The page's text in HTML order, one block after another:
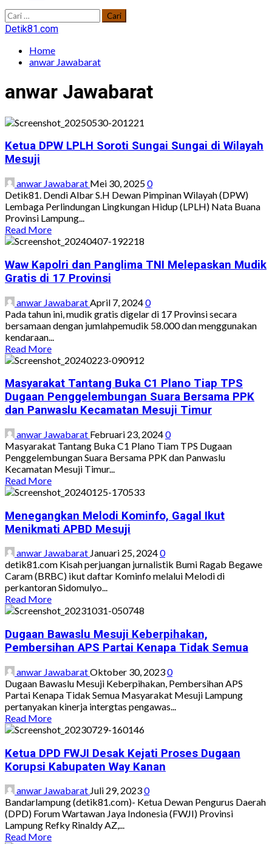
Cari
untuk:
Detik81.com
Home
anwar Jawabarat
anwar Jawabarat
Ketua DPW LPLH Soroti Sungai Sungai di Wilayah
Mesuji
anwar Jawabarat Mei 30, 20250
Detik81. Dendi Albar S.H Dewan Pimpinan Wilayah (DPW)
Lembaga Perlindungan Lingkungan Hidup (LPLH) Nata Buana
Provinsi Lampung...
Read MoreRead
more
Ketua
DPW
LPLH
Soroti
Sungai
Sungai
di
Wilayah
Mesuji
Waw Kapolri dan Panglima TNI Melepaskan Mudik
Gratis di 17 Provinsi
anwar Jawabarat April 7, 20240
Pada tahun ini, mudik gratis digelar di 17 Provinsi secara
bersamaan dengan jumlahpemudik 58.000 dan menggunakan
kendaraan...
Read MoreRead
more
Waw
Kapolri
dan
Panglima
Melepaskan
Mudik
Gratis
di
17
Provinsi
Masyarakat Tantang Buka C1 Plano Tiap TPS
Dugaan Penggelembungan Suara Bersama PPK
dan Panwaslu Kecamatan Mesuji Timur
anwar Jawabarat Februari 23, 20240
Masyarakat Tantang Buka C1 Plano Tiam TPS Dugaan
Penggelembungan Suara Bersama PPK dan Panwaslu
Kecamatan Mesuji Timur...
Read MoreRead
more
Masyarakat
Tantang
Buka
C1
Plano
Tiap
TPS
Dugaan
Penggelembungan
Suara
Bersama
PPK
dan
Kecamatan
Mesuji
Timur
Menegangkan Melodi Kominfo, Gagal Ikut
Menikmati APBD Mesuji
anwar Jawabarat Januari 25, 20240
detik81.com Kisah perjuangan jurnalistik Bumi Ragab Begawe
Caram (BRBC) ikut daftar Kominfo melalui Melodi di
perkantoran Sidomulyo...
Read MoreRead
more
Menegangkan
Melodi
Kominfo,
Gagal
Ikut
Menikmati
APBD
Mesuji
Dugaan Bawaslu Mesuji Keberpihakan,
Pembersihan APS Partai Kenapa Tidak Semua
anwar JawabaratOktober 30, 20230
Dugaan Bawaslu Mesuji Keberpihakan, Pembersihan APS
Partai Kenapa Tidak Semua Masyarakat Mesuji Lampung
pertanyakan kinerja intergtas pengawas...
Read MoreRead
more
Dugaan
Bawaslu
Mesuji
Keberpihakan,
Pembersihan
APS
Partai
Kenapa
Ketua DPD FWJI Desak Kejati Proses Dugaan
Korupsi Kabupaten Way Kanan
anwar Jawabarat Juli 29, 20230
Bandarlampung (detik81.com)- Ketua Dewan Pengurus Daerah
(DPD) Forum Wartawan Jaya Indonesia (FWJI) Provinsi
Lampung Refky Rinaldy AZ,...
Read MoreRead